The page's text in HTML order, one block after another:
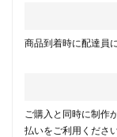
商品到着時に配達員
ご購入と同時に制作
払いをご利用ください